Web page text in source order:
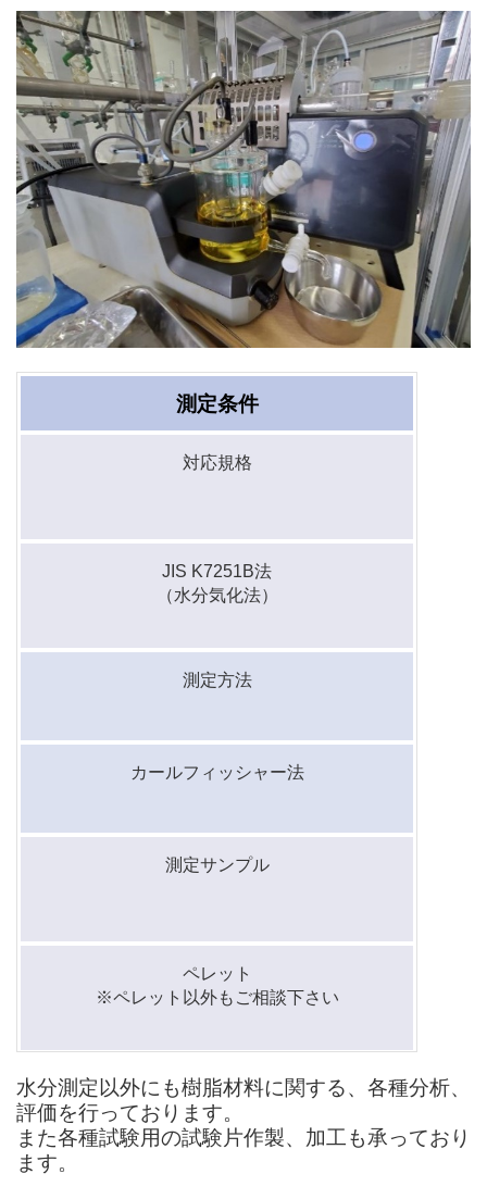
測定条件
対応規格
JIS K7251B法
（水分気化法）
測定方法
カールフィッシャー法
測定サンプル
ペレット
※ペレット以外もご相談下さい
水分測定以外にも樹脂材料に関する、各種分析、
評価を行っております。
また各種試験用の試験片作製、加工も承っており
ます。